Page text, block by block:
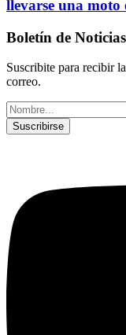
llevarse una
Boletín de Noticias
Suscribite para recibir
correo.
Suscribirse